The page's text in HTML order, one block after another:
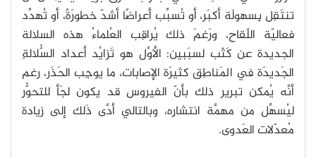
تنتَقِل بِسهولَة أكبَر، أو تُسبِّب أعراضًا أشدّ خطورَةً، أو تُهدِّد
فعاليّة اللّقاح، ورَغمَ ذلك يُراقِب العُلماءُ هذه السلالة
الجديدة عن كَثَب لسبَبين: الأوَّل هو تَزايُد أعداد السُّلالةِ
الجَديدَة في المَناطِق كثيرَة الإصابات، ما يوجِب الحَذَر، رغم
أنَّه يُمكن تبرير ذلك بأنّ الفيروس قد يكون لجَأ للتحوُّر
ليُسهِّل من مهمَّة انتشارِه، وبالتالي أدَّى ذَلك إلى زيادة
مُعدّلات العَدوى.